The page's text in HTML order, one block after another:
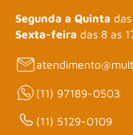
Segunda a Quinta
Sexta-feira das 8 as
(11) 97189-0503
(11) 5129-0109